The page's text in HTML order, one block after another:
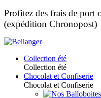
Profitez des frais de port
(expédition Chronopost)
Collection été
Collection été
Chocolat et Confiserie
Chocolat et Confiserie